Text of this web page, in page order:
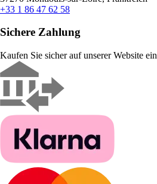
+33 1 86 47 62 58
Sichere Zahlung
Kaufen Sie sicher auf unserer Website ein